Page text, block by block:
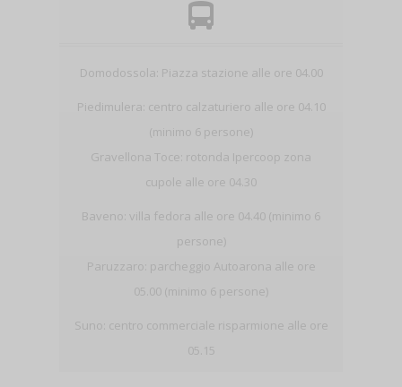
Domodossola: Piazza stazione alle ore 04.00
Piedimulera: centro calzaturiero alle ore 04.10
(minimo 6 persone)
Gravellona Toce: rotonda Ipercoop zona
cupole alle ore 04.30
Baveno: villa fedora alle ore 04.40 (minimo 6
persone)
Paruzzaro: parcheggio Autoarona alle ore
05.00 (minimo 6 persone)
Suno: centro commerciale risparmione alle ore
05.15